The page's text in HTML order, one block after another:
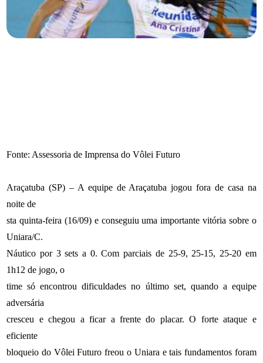
Fonte: Assessoria de Imprensa do Vôlei Futuro
Araçatuba (SP) – A equipe de Araçatuba jogou fora de casa na
noite de
sta quinta-feira (16/09) e conseguiu uma importante vitória sobre o
Uniara/C.
Náutico por 3 sets a 0. Com parciais de 25-9, 25-15, 25-20 em
1h12 de jogo, o
time só encontrou dificuldades no último set, quando a equipe
adversária
cresceu e chegou a ficar a frente do placar. O forte ataque e
eficiente
bloqueio do Vôlei Futuro freou o Uniara e tais fundamentos foram